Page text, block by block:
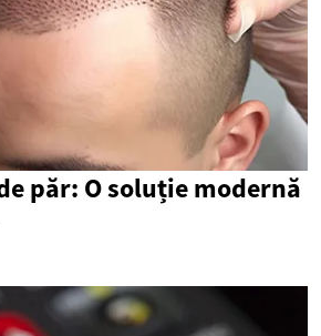
păr: O soluție modernă